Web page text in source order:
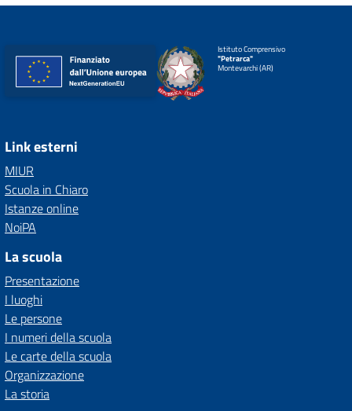
Istituto Comprensivo
"Petrarca"
Montevarchi (AR)
Link esterni
MIUR
Scuola in Chiaro
Istanze online
NoiPA
La scuola
Presentazione
I luoghi
Le persone
I numeri della scuola
Le carte della scuola
Organizzazione
La storia